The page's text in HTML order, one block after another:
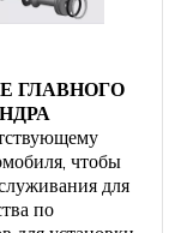
ГЛАВНОГО
чтобы
для
по